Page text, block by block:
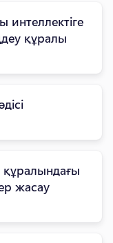
интеллектіге
құралы
құралындағы
жасау